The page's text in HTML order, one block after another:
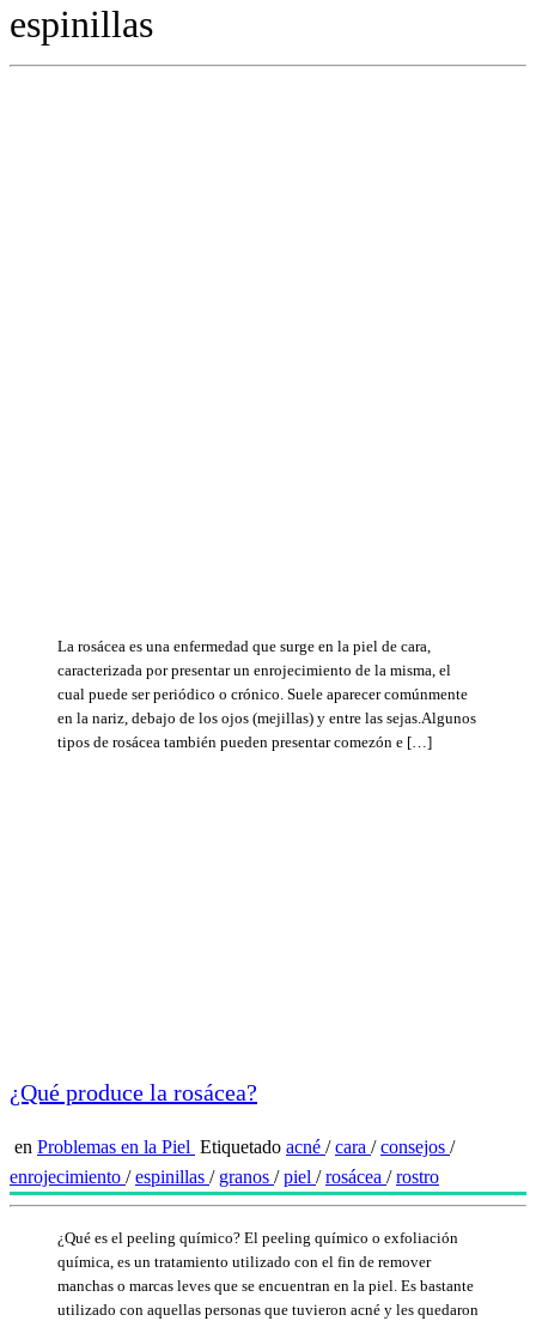
espinillas
La rosácea es una enfermedad que surge en la piel de cara,
caracterizada por presentar un enrojecimiento de la misma, el
cual puede ser periódico o crónico. Suele aparecer comúnmente
en la nariz, debajo de los ojos (mejillas) y entre las sejas.Algunos
tipos de rosácea también pueden presentar comezón e […]
¿Qué produce la rosácea?
en Problemas en la Piel Etiquetado acné /cara /consejos /
enrojecimiento /espinillas / granos /piel /rosácea /rostro
¿Qué es el peeling químico? El peeling químico o exfoliación
química, es un tratamiento utilizado con el fin de remover
manchas o marcas leves que se encuentran en la piel. Es bastante
utilizado con aquellas personas que tuvieron acné y les quedaron